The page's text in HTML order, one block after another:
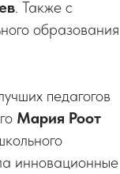
. Также с
образования
педагогов
Мария Роот
инновационные